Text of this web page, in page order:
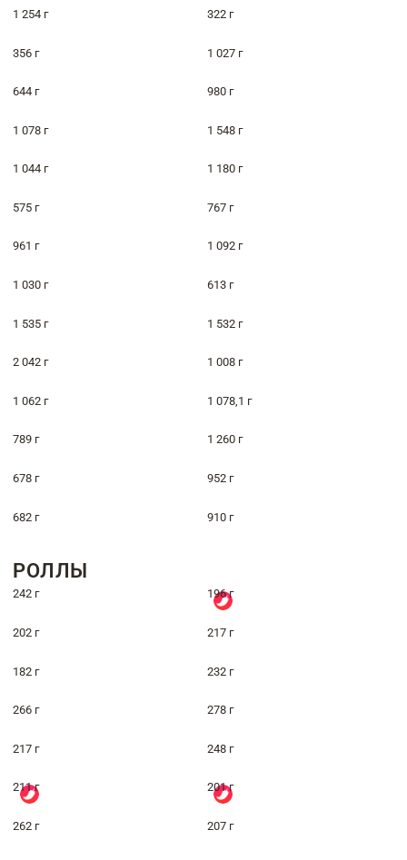
1 254 г 322 г
356 г 1 027 г
644 г 980 г
1 078 г 1 548 г
1 044 г 1 180 г
575 г 767 г
961 г 1 092 г
1 030 г 613 г
1 535 г 1 532 г
2 042 г 1 008 г
1 062 г 1 078,1 г
789 г 1 260 г
678 г 952 г
682 г 910 г
РОЛЛЫ
242 г 196 г
202 г 217 г
182 г 232 г
266 г 278 г
217 г 248 г
211 г 201 г
262 г 207 г